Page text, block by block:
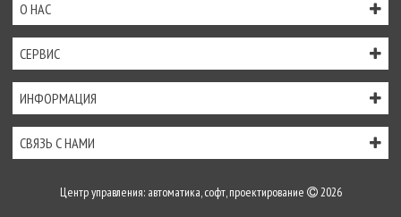
О НАС
СЕРВИС
ИНФОРМАЦИЯ
СВЯЗЬ С НАМИ
Центр управления: автоматика, софт, проектирование 2026